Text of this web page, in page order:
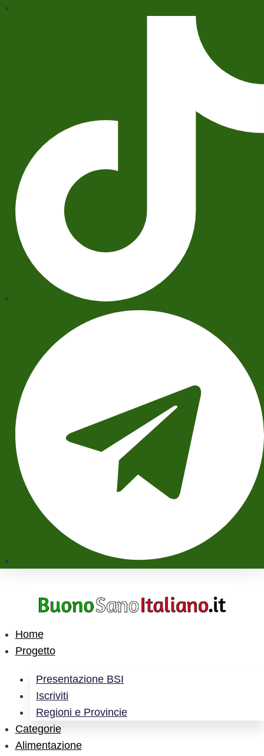
Home
Progetto
Presentazione BSI
Iscriviti
Regioni e Provincie
Categorie
Alimentazione